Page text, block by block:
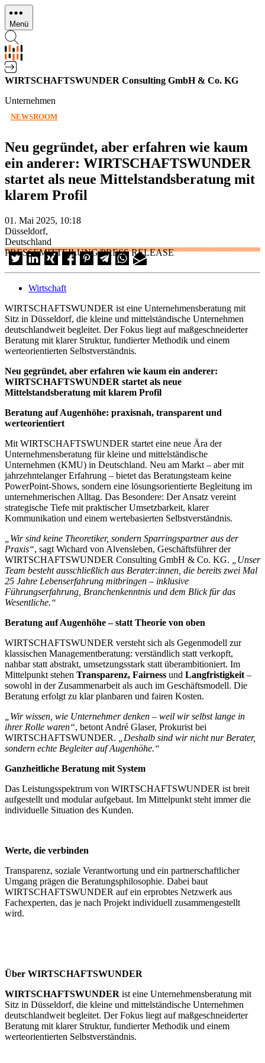
Direkt
zum
Inhalt
Menü
WIRTSCHAFTSWUNDER Consulting GmbH & Co. KG
Unternehmen
NEWSROOM
Neu gegründet, aber erfahren wie kaum
ein anderer: WIRTSCHAFTSWUNDER
startet als neue Mittelstandsberatung mit
klarem Profil
01. Mai 2025, 10:18
Düsseldorf,
Deutschland
PRESSEMITTEILUNG/PRESS RELEASE
Wirtschaft
WIRTSCHAFTSWUNDER ist eine Unternehmensberatung mit
Sitz in Düsseldorf, die kleine und mittelständische Unternehmen
deutschlandweit begleitet. Der Fokus liegt auf maßgeschneiderter
Beratung mit klarer Struktur, fundierter Methodik und einem
werteorientierten Selbstverständnis.
Neu gegründet, aber erfahren wie kaum ein anderer:
WIRTSCHAFTSWUNDER startet als neue
Mittelstandsberatung mit klarem Profil
Beratung auf Augenhöhe: praxisnah, transparent und
werteorientiert
Mit WIRTSCHAFTSWUNDER startet eine neue Ära der
Unternehmensberatung für kleine und mittelständische
Unternehmen (KMU) in Deutschland. Neu am Markt – aber mit
jahrzehntelanger Erfahrung – bietet das Beratungsteam keine
PowerPoint-Shows, sondern eine lösungsorientierte Begleitung im
unternehmerischen Alltag. Das Besondere: Der Ansatz vereint
strategische Tiefe mit praktischer Umsetzbarkeit, klarer
Kommunikation und einem wertebasierten Selbstverständnis.
„Wir sind keine Theoretiker, sondern Sparringspartner aus der
Praxis“, sagt Wichard von Alvensleben, Geschäftsführer der
WIRTSCHAFTSWUNDER Consulting GmbH & Co. KG.
„Unser
Team besteht ausschließlich aus Berater:innen, die bereits zwei Mal
25 Jahre Lebenserfahrung mitbringen – inklusive
Führungserfahrung, Branchenkenntnis und dem Blick für das
Wesentliche.“
Beratung auf Augenhöhe – statt Theorie von oben
WIRTSCHAFTSWUNDER versteht sich als Gegenmodell zur
klassischen Managementberatung: verständlich statt verkopft,
nahbar statt abstrakt, umsetzungsstark statt überambitioniert. Im
Mittelpunkt stehen Transparenz, Fairness und Langfristigkeit –
sowohl in der Zusammenarbeit als auch im Geschäftsmodell. Die
Beratung erfolgt zu klar planbaren und fairen Kosten.
„Wir wissen, wie Unternehmer denken – weil wir selbst lange in
ihrer Rolle waren“, betont André Glaser, Prokurist bei
WIRTSCHAFTSWUNDER.
„Deshalb sind wir nicht nur Berater,
sondern echte Begleiter auf Augenhöhe.“
Ganzheitliche Beratung mit System
Das Leistungsspektrum von WIRTSCHAFTSWUNDER ist breit
aufgestellt und modular aufgebaut. Im Mittelpunkt steht immer die
individuelle Situation des Kunden.
Werte, die verbinden
Transparenz, soziale Verantwortung und ein partnerschaftlicher
Umgang prägen die Beratungsphilosophie. Dabei baut
WIRTSCHAFTSWUNDER auf ein erprobtes Netzwerk aus
Fachexperten, das je nach Projekt individuell zusammengestellt
wird.
Über WIRTSCHAFTSWUNDER
WIRTSCHAFTSWUNDER ist eine Unternehmensberatung mit
Sitz in Düsseldorf, die kleine und mittelständische Unternehmen
deutschlandweit begleitet. Der Fokus liegt auf maßgeschneiderter
Beratung mit klarer Struktur, fundierter Methodik und einem
werteorientierten Selbstverständnis.